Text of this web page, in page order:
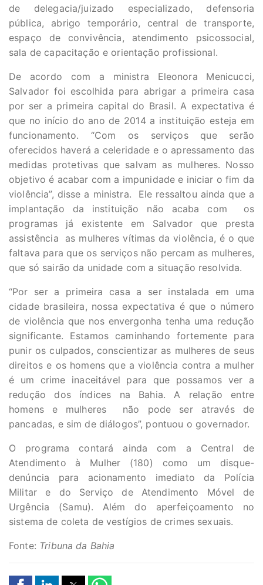
de delegacia/juizado especializado, defensoria
pública, abrigo temporário, central de transporte,
espaço de convivência, atendimento psicossocial,
sala de capacitação e orientação profissional.
De acordo com a ministra Eleonora Menicucci,
Salvador foi escolhida para abrigar a primeira casa
por ser a primeira capital do Brasil. A expectativa é
que no início do ano de 2014 a instituição esteja em
funcionamento. “Com os serviços que serão
oferecidos haverá a celeridade e o apressamento das
medidas protetivas que salvam as mulheres. Nosso
objetivo é acabar com a impunidade e iniciar o fim da
violência”, disse a ministra. Ele ressaltou ainda que a
implantação da instituição não acaba com os
programas já existente em Salvador que presta
assistência as mulheres vítimas da violência, é o que
faltava para que os serviços não percam as mulheres,
que só sairão da unidade com a situação resolvida.
“Por ser a primeira casa a ser instalada em uma
cidade brasileira, nossa expectativa é que o número
de violência que nos envergonha tenha uma redução
significante. Estamos caminhando fortemente para
punir os culpados, conscientizar as mulheres de seus
direitos e os homens que a violência contra a mulher
é um crime inaceitável para que possamos ver a
redução dos índices na Bahia. A relação entre
homens e mulheres não pode ser através de
pancadas, e sim de diálogos”, pontuou o governador.
O programa contará ainda com a Central de
Atendimento à Mulher (180) como um disque-
denúncia para acionamento imediato da Polícia
Militar e do Serviço de Atendimento Móvel de
Urgência (Samu). Além do aperfeiçoamento no
sistema de coleta de vestígios de crimes sexuais.
Fonte: Tribuna da Bahia